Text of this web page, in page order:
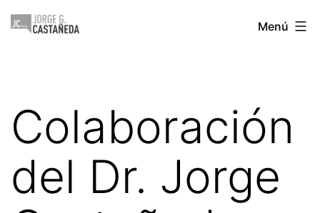
Saltar
Jorge
Menú
Colaboración
del Dr. Jorge